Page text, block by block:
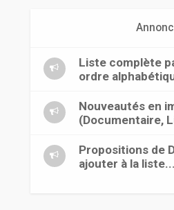
Liste complète
ordre
Nouveautés en
(Documentaire,
Propositions de
ajouter à la liste...